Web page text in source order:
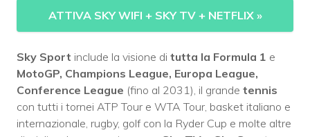
ATTIVA SKY WIFI + SKY TV + NETFLIX »
Sky Sport include la visione di tutta la Formula 1 e
MotoGP, Champions League, Europa League,
Conference League (fino al 2031), il grande tennis
con tutti i tornei ATP Tour e WTA Tour, basket italiano e
internazionale, rugby, golf con la Ryder Cup e molte altre